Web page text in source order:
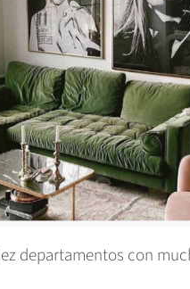
departamentos con